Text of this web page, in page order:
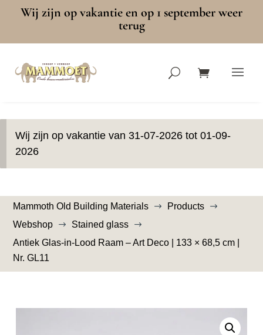
Wij zijn op vakantie en op 1 september weer
terug
Wij zijn op vakantie van 31-07-2026 tot 01-09-
2026
Mammoth Old Building Materials $ Products $
Webshop $ Stained glass $
Antiek Glas-in-Lood Raam – Art Deco | 133 × 68,5 cm |
Nr. GL11